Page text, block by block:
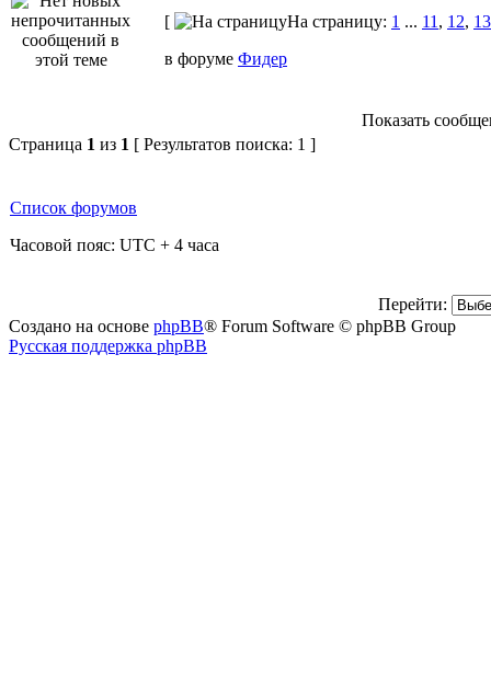
[
На страницу: 1 ... 11 , 12, 13
в форуме Фидер
Показать
Страница 1 из 1 [ Результатов поиска: 1 ]
Список форумов
Часовой пояс: UTC + 4 часа
Перейти:
Создано на основе phpBB® Forum Software © phpBB Group
Русская поддержка phpBB